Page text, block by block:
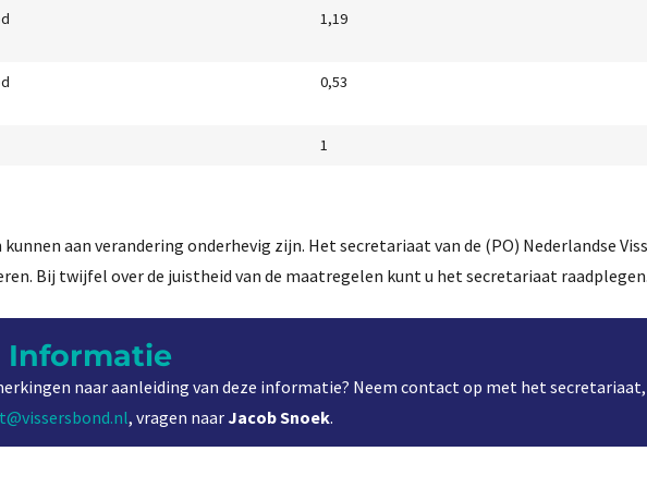
1,19
0,53
1
aan verandering onderhevig zijn. Het secretariaat van de (PO) Nederlandse
Bij twijfel over de juistheid van de maatregelen kunt u het secretariaat raadplegen.
Informatie
naar aanleiding van deze informatie? Neem contact op met het
, vragen naarJacob Snoek.